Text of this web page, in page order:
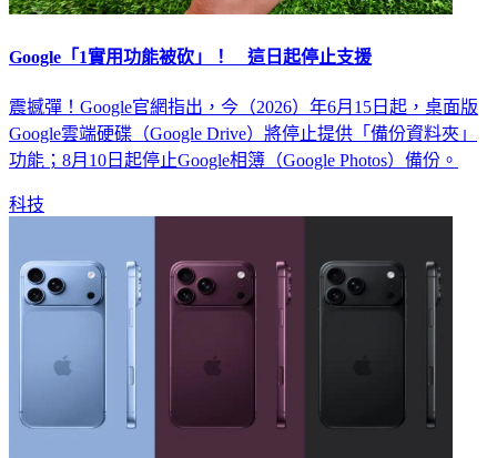
Google「1實用功能被砍」！ 這日起停止支援
震撼彈！Google官網指出，今（2026）年6月15日起，桌面版
Google雲端硬碟（Google Drive）將停止提供「備份資料夾」
功能；8月10日起停止Google相簿（Google Photos）備份。
科技